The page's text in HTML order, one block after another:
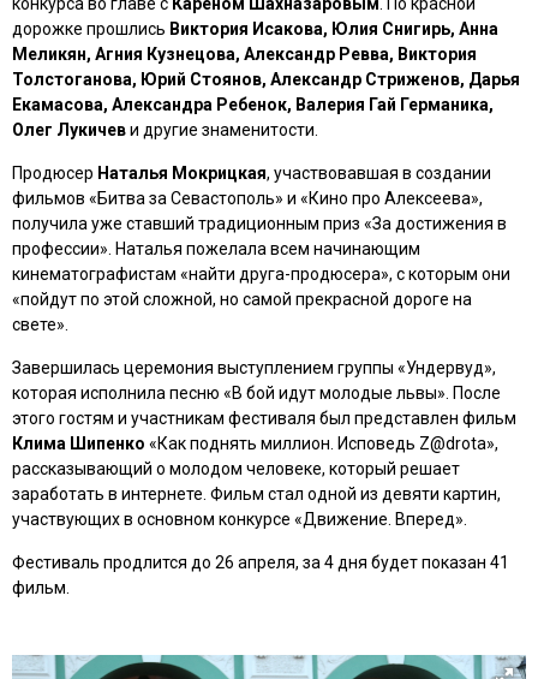
дорожке прошлись Виктория Исакова, Юлия Снигирь, Анна
Меликян, Агния Кузнецова, Александр Ревва, Виктория
Толстоганова, Юрий Стоянов, Александр Стриженов, Дарья
Екамасова, Александра Ребенок, Валерия Гай Германика,
Олег Лукичеви другие знаменитости.
Продюсер Наталья Мокрицкая, участвовавшая в создании
фильмов «Битва за Севастополь» и «Кино про Алексеева»,
получила уже ставший традиционным приз «За достижения в
профессии». Наталья пожелала всем начинающим
кинематографистам «найти друга-продюсера», с которым они
«пойдут по этой сложной, но самой прекрасной дороге на
свете».
Завершилась церемония выступлением группы «Ундервуд»,
которая исполнила песню «В бой идут молодые львы» . После
этого гостям и участникам фестиваля был представлен фильм
Клима Шипенко «Как поднять миллион. Исповедь Z@drota»,
рассказывающий о молодом человеке, который решает
заработать в интернете. Фильм стал одной из девяти картин,
участвующих в основном конкурсе «Движение. Вперед».
Фестиваль продлится до 26 апреля, за 4 дня будет показан 41
фильм.